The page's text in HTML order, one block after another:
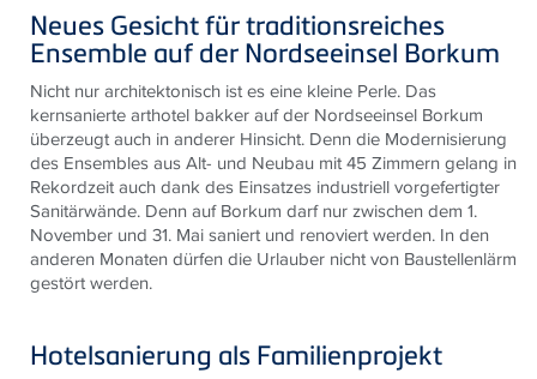
Neues Gesicht für traditionsreiches
Ensemble auf der Nordseeinsel Borkum
Nicht nur architektonisch ist es eine kleine Perle. Das
kernsanierte arthotel bakker auf der Nordseeinsel Borkum
überzeugt auch in anderer Hinsicht. Denn die Modernisierung
des Ensembles aus Alt- und Neubau mit 45 Zimmern gelang in
Rekordzeit auch dank des Einsatzes industriell vorgefertigter
Sanitärwände. Denn auf Borkum darf nur zwischen dem 1.
November und 31. Mai saniert und renoviert werden. In den
anderen Monaten dürfen die Urlauber nicht von Baustellenlärm
gestört werden.
Hotelsanierung als Familienprojekt